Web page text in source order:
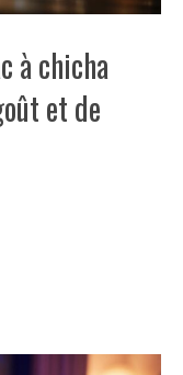
à chicha
et de